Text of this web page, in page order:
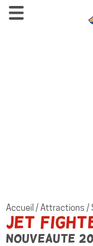
Accueil /Attractions /
JET
NOUVEAUTE